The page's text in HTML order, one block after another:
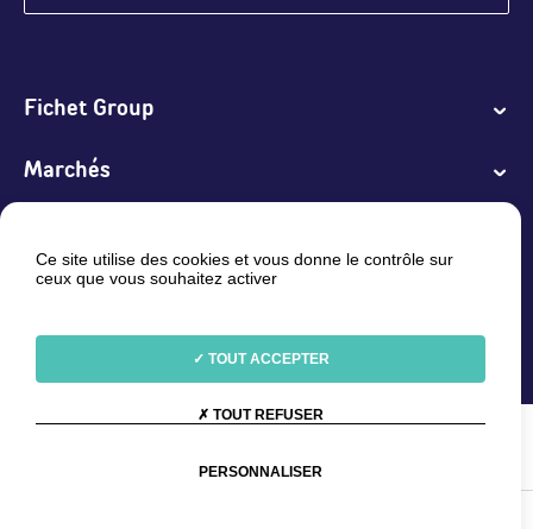
Fichet Group
Marchés
Services
LinkedinYoutube
Sélectionnez votre langue :FR (France)/EN (Global)/FR
(Belgique)/NL (België)
Ce site utilise des cookies et vous donne le contrôle sur
ceux que vous souhaitez activer
TOUT ACCEPTER
TOUT REFUSER
PERSONNALISER